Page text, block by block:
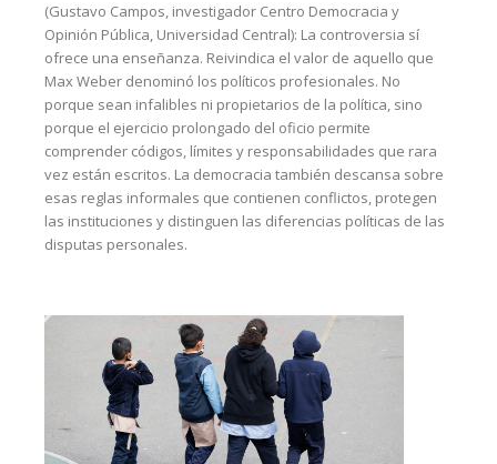
(Gustavo Campos, investigador Centro Democracia y
Opinión Pública, Universidad Central): La controversia sí
ofrece una enseñanza. Reivindica el valor de aquello que
Max Weber denominó los políticos profesionales. No
porque sean infalibles ni propietarios de la política, sino
porque el ejercicio prolongado del oficio permite
comprender códigos, límites y responsabilidades que rara
vez están escritos. La democracia también descansa sobre
esas reglas informales que contienen conflictos, protegen
las instituciones y distinguen las diferencias políticas de las
disputas personales.